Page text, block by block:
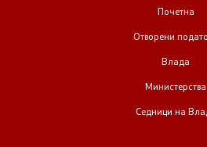
Почетна
Отворени
Влада
Министерства
Седници на